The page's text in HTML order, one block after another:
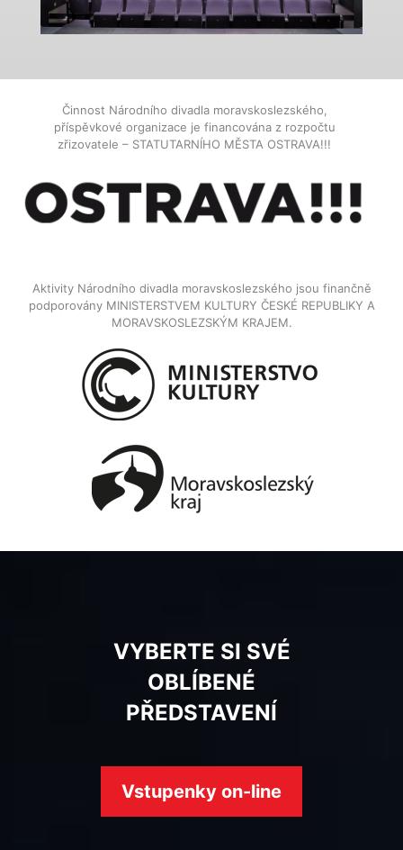
Činnost Národního divadla moravskoslezského,
příspěvkové organizace je financována z rozpočtu
zřizovatele – STATUTARNÍHO MĚSTA OSTRAVA!!!
Aktivity Národního divadla moravskoslezského jsou finančně
podporovány MINISTERSTVEM KULTURY ČESKÉ REPUBLIKY A
MORAVSKOSLEZSKÝM KRAJEM.
VYBERTE SI SVÉ
OBLÍBENÉ
PŘEDSTAVENÍ
Vstupenky on-line